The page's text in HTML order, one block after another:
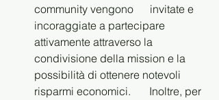
community vengono      invitate e
incoraggiate a partecipare
attivamente attraverso la
condivisione della mission e la
possibilità di ottenere notevoli
risparmi economici.	  Inoltre, per